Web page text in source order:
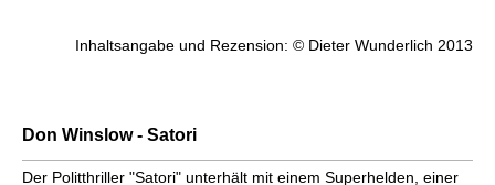
Inhaltsangabe und Rezension: © Dieter Wunderlich 2013
Don Winslow - Satori
Der Politthriller "Satori" unterhält mit einem Superhelden, einer